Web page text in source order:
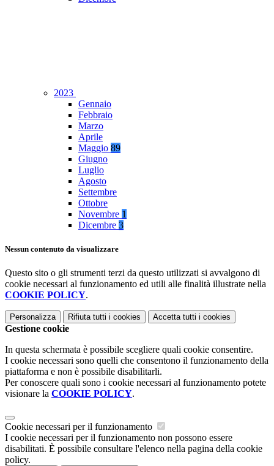
2023
Gennaio
Febbraio
Marzo
Aprile
Maggio 89
Giugno
Luglio
Agosto
Settembre
Ottobre
Novembre 1
Dicembre 3
Nessun contenuto da visualizzare
Questo sito o gli strumenti terzi da questo utilizzati si avvalgono di
cookie necessari al funzionamento ed utili alle finalità illustrate nella
COOKIE POLICY.
Personalizza Rifiuta tutti i cookies Accetta tutti i cookies
Gestione cookie
In questa schermata è possibile scegliere quali cookie consentire.
I cookie necessari sono quelli che consentono il funzionamento della
piattaforma e non è possibile disabilitarli.
Per conoscere quali sono i cookie necessari al funzionamento potete
visionare la COOKIE POLICY.
Cookie necessari per il funzionamento
I cookie necessari per il funzionamento non possono essere
disabilitati. È possibile consultare l'elenco nella pagina della cookie
policy.